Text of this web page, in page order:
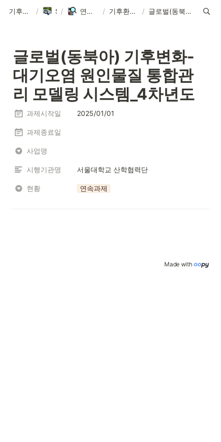
기후환경에너지학과 / Sitemap/ 연구실 ∙ Research Lab / 기후환경통합모형연구실 연구과제 / 글로벌(동북아) 기후변화-대기오염 원인물질 통합관리 모델링 시스템_4차년도
글로벌(동북아) 기후변화-
대기오염 원인물질 통합관
리 모델링 시스템_4차년도
과제시작일 2025/01/01
과제종료일
사업명
시행기관명 서울대학교 산학협력단
현황 연속과제
Made with